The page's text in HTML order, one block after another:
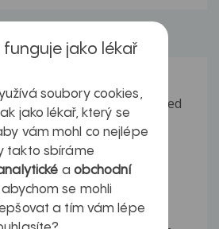
letou neteř, které se cca před
dvojit...
po druhém porodu
odtoku plodové...
funguje jako lékař
soubory cookies,
jako lékař, který se
vám mohl co nejlépe
takto sbíráme
a obchodní
se mohli
a tím vám lépe